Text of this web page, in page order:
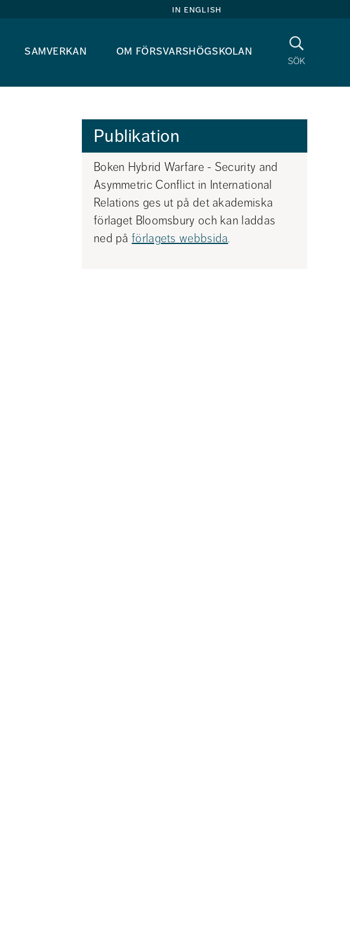
in english
samverkan om försvarshögskolan
sök
Sök
Publikation
Boken Hybrid Warfare - Security and
Asymmetric Conflict in International
Relations ges ut på det akademiska
förlaget Bloomsbury och kan laddas
ned på förlagets webbsida.